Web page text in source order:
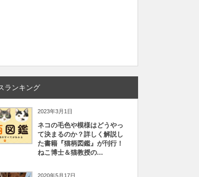
ランキング
2023年3月1日
ネコの毛色や模様はどうやっ
て決まるのか？詳しく解説し
た書籍『猫柄図鑑』が刊行！
ねこ博士＆猫教授の...
2020年5月17日